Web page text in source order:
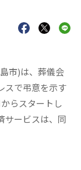
市)は、葬儀会
スで弔意を示す
らスタートし
サービスは、同